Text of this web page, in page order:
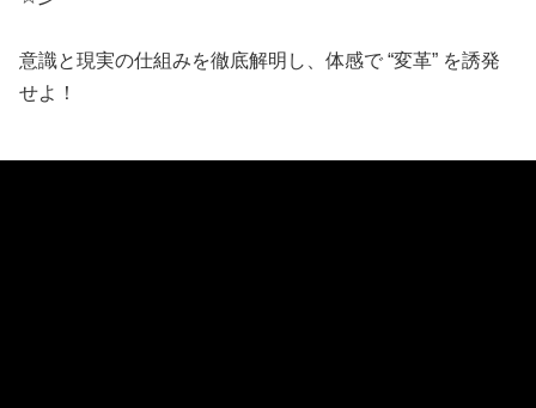
意識と現実の仕組みを徹底解明し、体感で “変革” を誘発
せよ！